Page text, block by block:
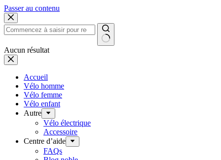
Passer au contenu
Aucun résultat
Accueil
Vélo homme
Vélo femme
Vélo enfant
Autre
Vélo électrique
Accessoire
Centre d’aide
FAQs